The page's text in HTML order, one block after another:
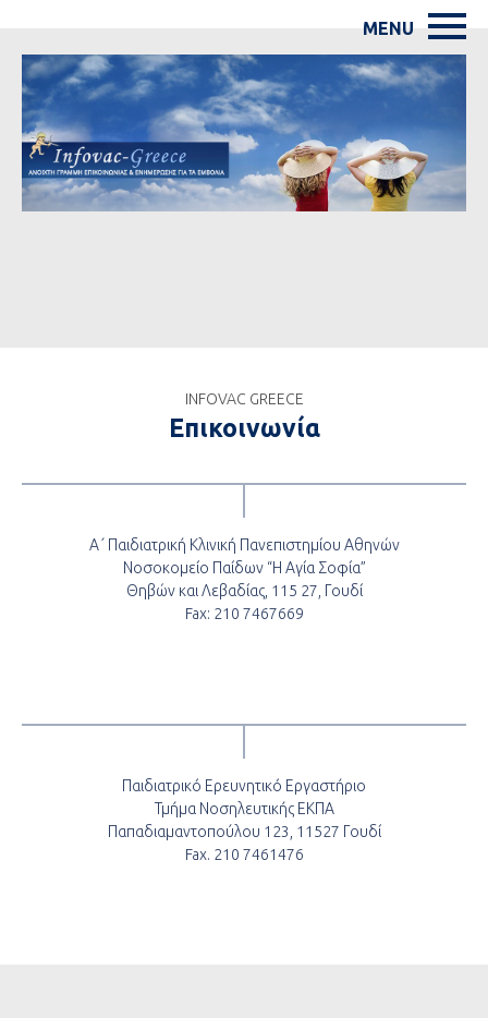
INFOVAC GREECE
Επικοινωνία
Α΄ Παιδιατρική Κλινική Πανεπιστημίου Αθηνών
Νοσοκομείο Παίδων “Η Αγία Σοφία”
Θηβών και Λεβαδίας, 115 27, Γουδί
Fax: 210 7467669
Παιδιατρικό Ερευνητικό Εργαστήριο
Τμήμα Νοσηλευτικής ΕΚΠΑ
Παπαδιαμαντοπούλου 123, 11527 Γουδί
Fax. 210 7461476